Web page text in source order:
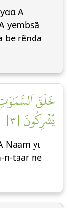
A
yembsã
be rẽnda
خَلَقَ
يُشۡرِكُونَ [٣]
Naam yɩ
n-taar ne